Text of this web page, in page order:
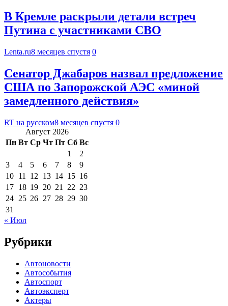
В Кремле раскрыли детали встреч
Путина с участниками СВО
Lenta.ru8 месяцев спустя 0
Сенатор Джабаров назвал предложение
США по Запорожской АЭС «миной
замедленного действия»
RT на русском8 месяцев спустя 0
Август 2026
Пн Вт Ср Чт Пт Сб Вс
1
2
3
4 5 6 7 8
9
10 11 12 13 14 15 16
17 18 19 20 21 22 23
24 25 26 27 28 29 30
31
« Июл
Рубрики
Автоновости
Автособытия
Автоспорт
Автоэксперт
Актеры